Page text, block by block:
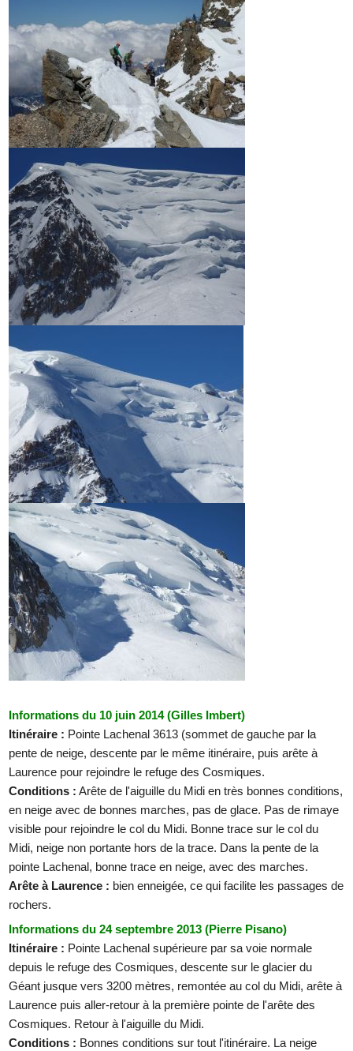
Informations du 10 juin 2014 (Gilles Imbert)
Itinéraire : Pointe Lachenal 3613 (sommet de gauche par la
pente de neige, descente par le même itinéraire, puis arête à
Laurence pour rejoindre le refuge des Cosmiques.
Conditions : Arête de l'aiguille du Midi en très bonnes conditions,
en neige avec de bonnes marches, pas de glace. Pas de rimaye
visible pour rejoindre le col du Midi. Bonne trace sur le col du
Midi, neige non portante hors de la trace. Dans la pente de la
pointe Lachenal, bonne trace en neige, avec des marches.
Arête à Laurence : bien enneigée, ce qui facilite les passages de
rochers.
Informations du 24 septembre 2013 (Pierre Pisano)
Itinéraire : Pointe Lachenal supérieure par sa voie normale
depuis le refuge des Cosmiques, descente sur le glacier du
Géant jusque vers 3200 mètres, remontée au col du Midi, arête à
Laurence puis aller-retour à la première pointe de l'arête des
Cosmiques. Retour à l'aiguille du Midi.
Conditions : Bonnes conditions sur tout l'itinéraire. La neige